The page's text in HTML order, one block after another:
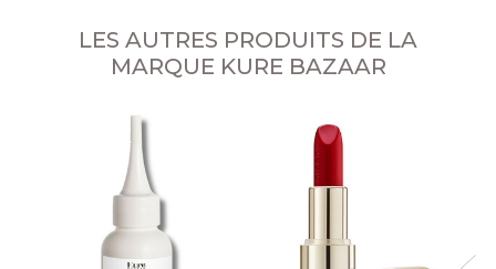
LES AUTRES PRODUITS DE LA
MARQUE KURE BAZAAR